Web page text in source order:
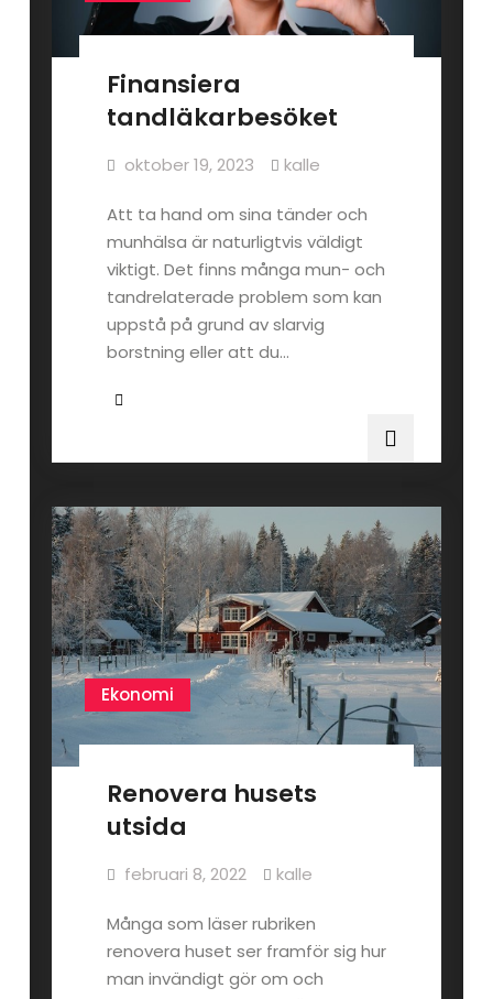
Finansiera
tandläkarbesöket
oktober 19, 2023 kalle
Att ta hand om sina tänder och
munhälsa är naturligtvis väldigt
viktigt. Det finns många mun- och
tandrelaterade problem som kan
uppstå på grund av slarvig
borstning eller att du…
Ekonomi
Renovera husets
utsida
februari 8, 2022 kalle
Många som läser rubriken
renovera huset ser framför sig hur
man invändigt gör om och